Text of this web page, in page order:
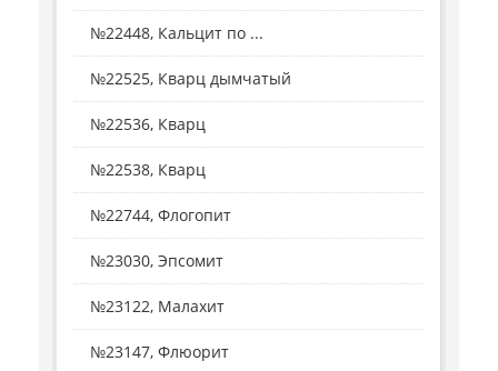
№22448, Кальцит по ...
№22525, Кварц дымчатый
№22536, Кварц
№22538, Кварц
№22744, Флогопит
№23030, Эпсомит
№23122, Малахит
№23147, Флюорит